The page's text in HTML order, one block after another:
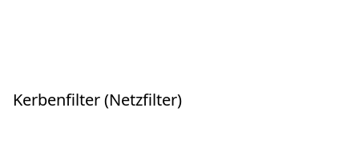
Kerbenfilter (Netzfilter)